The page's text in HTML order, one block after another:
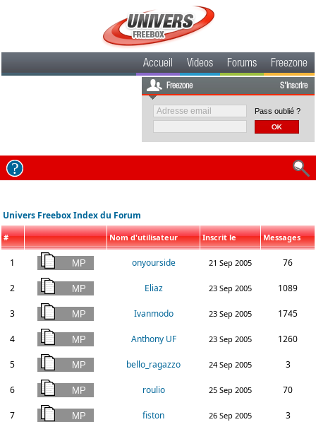
Accueil Videos Forums Freezone
Freezone S'inscrire
Pass oublié ?
Univers Freebox Index du Forum
# Nom d'utilisateur Inscrit le Messages
1 onyourside 21 Sep 2005 76
2 Eliaz 23 Sep 2005 1089
3 Ivanmodo 23 Sep 2005 1745
4 Anthony UF 23 Sep 2005 1260
5 bello_ragazzo 24 Sep 2005 3
6 roulio 25 Sep 2005 70
7 fiston 26 Sep 2005 3